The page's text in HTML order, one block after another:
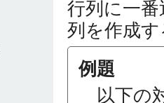
行列に一
列を作成
例題
以下の